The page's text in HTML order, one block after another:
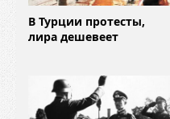
В Турции протесты,
лира дешевеет